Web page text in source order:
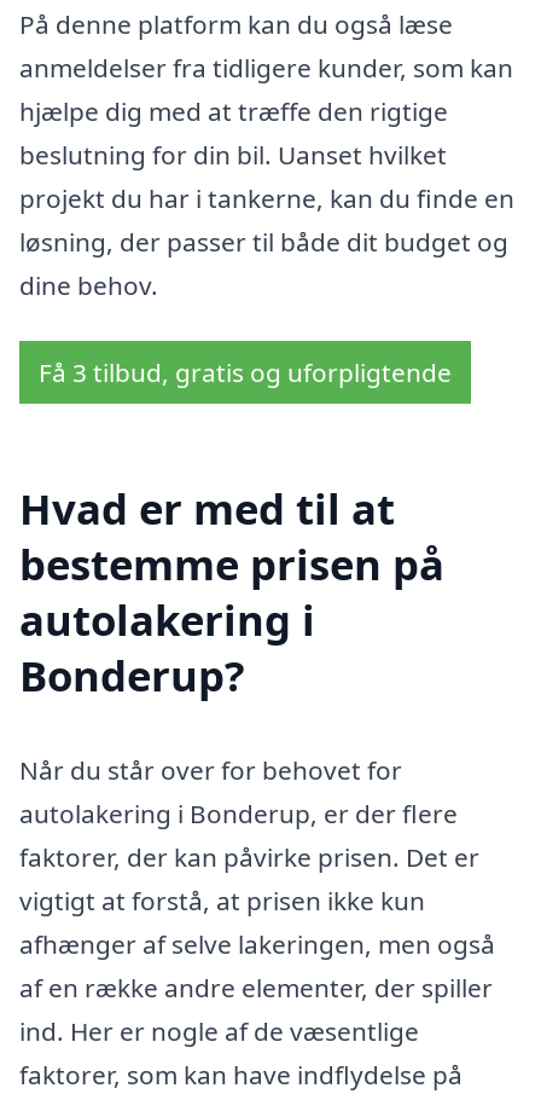
På denne platform kan du også læse
anmeldelser fra tidligere kunder, som kan
hjælpe dig med at træffe den rigtige
beslutning for din bil. Uanset hvilket
projekt du har i tankerne, kan du finde en
løsning, der passer til både dit budget og
dine behov.
Få 3 tilbud, gratis og uforpligtende
Hvad er med til at
bestemme prisen på
autolakering i
Bonderup?
Når du står over for behovet for
autolakering i Bonderup, er der flere
faktorer, der kan påvirke prisen. Det er
vigtigt at forstå, at prisen ikke kun
afhænger af selve lakeringen, men også
af en række andre elementer, der spiller
ind. Her er nogle af de væsentlige
faktorer, som kan have indflydelse på